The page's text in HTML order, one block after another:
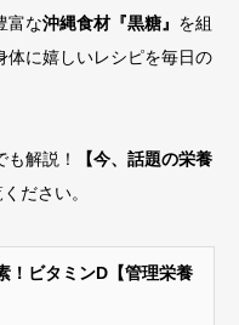
富な沖縄食材『黒糖』 を組
体に嬉しいレシピを毎日の
解説！ 【今、話題の栄養
ださい。
！ビタミンD【管理栄養